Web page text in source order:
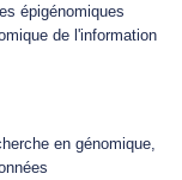
épigénomiques
de l'information
en génomique,